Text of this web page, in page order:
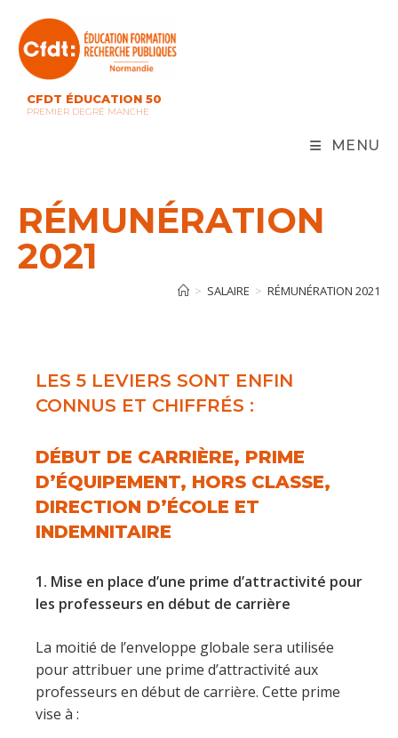
content
CFDT ÉDUCATION 50
PREMIER DEGRÉ MANCHE
MENU
RÉMUNÉRATION
2021
> SALAIRE > RÉMUNÉRATION 2021
LES 5 LEVIERS SONT ENFIN
CONNUS ET CHIFFRÉS :
DÉBUT DE CARRIÈRE, PRIME
D’ÉQUIPEMENT, HORS CLASSE,
DIRECTION D’ÉCOLE ET
INDEMNITAIRE
1. Mise en place d’une prime d’attractivité pour
les professeurs en début de carrière
La moitié de l’enveloppe globale sera utilisée
pour attribuer une prime d’attractivité aux
professeurs en début de carrière. Cette prime
vise à :